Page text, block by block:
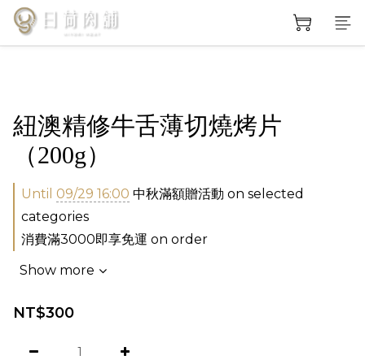
紐澳精修牛舌薄切燒烤片
（200g）
Until 09/29 16:00 中秋滿額贈活動 on selected
categories
消費滿3000即享免運 on order
Show more
NT$300